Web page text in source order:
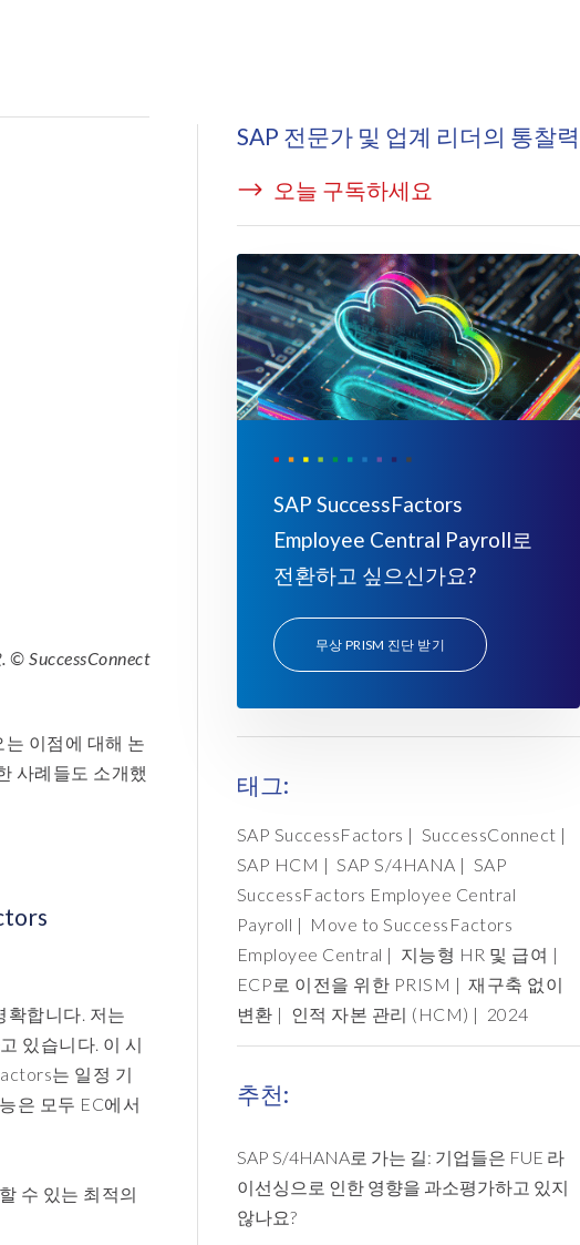
SuccessConnect
이점에 대해 논
사례들도 소개했
확합니다. 저는
있습니다. 이 시
는 일정 기
은 모두 EC에서
수 있는 최적의
SAP 전문가 및 업계 리더의 통찰력
오늘 구독하세요
SAP SuccessFactors
Employee Central Payroll로
전환하고 싶으신가요?
무상 PRISM 진단 받기
태그:
SAP SuccessFactors | SuccessConnect |
SAP HCM |SAP S/4HANA | SAP
SuccessFactors Employee Central
Payroll | Move to SuccessFactors
Employee Central | 지능형 HR 및 급여 |
ECP로 이전을 위한 PRISM |재구축 없이
변환 | 인적 자본 관리 (HCM) | 2024
추천:
SAP S/4HANA로 가는 길: 기업들은 FUE 라
이선싱으로 인한 영향을 과소평가하고 있지
않나요?